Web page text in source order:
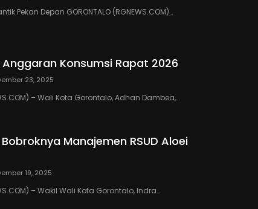
Pekan Depan GORONTALO (RGNEWS.COM)…
Konsumsi Rapat 2026
23, 2025
– Wali Kota Gorontalo, Adhan Dambea,…
Manajemen RSUD Aloei
19, 2025
– Wakil Wali Kota Gorontalo, Indra…